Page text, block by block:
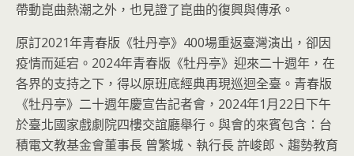
帶動崑曲熱潮之外，也見證了崑曲的復興與傳承。
原訂2021年青春版《牡丹亭》400場重返臺灣演出，卻因
疫情而延宕。2024年青春版《牡丹亭》迎來二十週年，在
各界的支持之下，得以原班底經典再現巡迴全臺。青春版
《牡丹亭》二十週年慶宣告記者會，2024年1月22日下午
於臺北國家戲劇院四樓交誼廳舉行。與會的來賓包含：台
積電文教基金會董事長 曾繁城、執行長 許峻郎、趨勢教育